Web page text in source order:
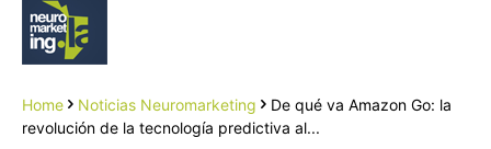
Home Noticias Neuromarketing
De qué va Amazon Go: la
revolución de la tecnología predictiva al...